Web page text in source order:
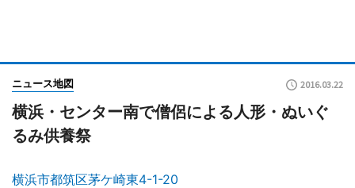
ニュース地図 2016.03.22
横浜・センター南で僧侶による人形・ぬいぐ
るみ供養祭
横浜市都筑区茅ケ崎東4-1-20